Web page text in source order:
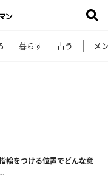
暮らす 占う メ
輪をつける位置でどんな意